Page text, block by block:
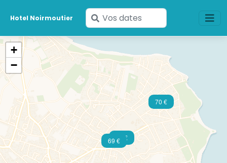
Hotel Noirmoutier
Saisissez
vos
70 €
69 €59 €
+
−